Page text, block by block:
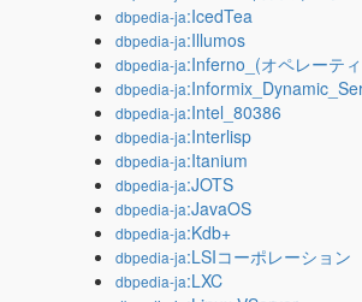
dbpedia-ja:IcedTea
dbpedia-ja:Illumos
dbpedia-ja:Inferno_(オペレーテ
dbpedia-ja
dbpedia-ja:Intel_80386
dbpedia-ja:Interlisp
dbpedia-ja:Itanium
dbpedia-ja:JOTS
dbpedia-ja:JavaOS
dbpedia-ja:Kdb+
dbpedia-ja:LSIコーポレーション
dbpedia-ja:LXC